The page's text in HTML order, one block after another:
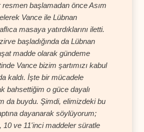
başlamadan önce Asım
Vance ile Lübnan
masaya yatırdıklarını iletti.
başladığında da Lübnan
madde olarak gündeme
Vance bizim şartımızı kabul
kaldı. İşte bir mücadele
bahsettiğim o güce dayalı
da buydu. Şimdi, elimizdeki bu
dayanarak söylüyorum;
10 ve 11'inci maddeler süratle